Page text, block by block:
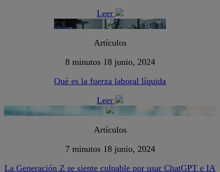
Leer
Artículos
8 minutos 18 junio, 2024
Qué es la fuerza laboral líquida
Leer
Artículos
7 minutos 18 junio, 2024
La Generación Z se siente culpable por usar ChatGPT e IA